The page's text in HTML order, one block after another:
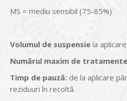
MS = mediu sensibil (75-85%)
Volumul de suspensie la
Numărul maxim de
Timp de pauză: de la aplicare
reziduuri în recoltă.